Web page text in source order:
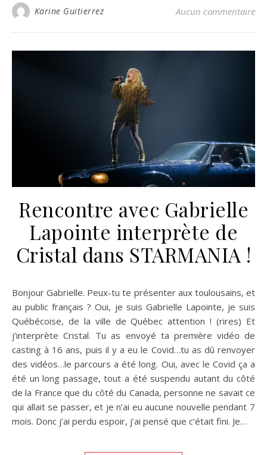
Karine Guitierrez Aucun commentaire
Rencontre avec Gabrielle
Lapointe interprète de
Cristal dans STARMANIA !
Bonjour Gabrielle. Peux-tu te présenter aux toulousains, et
au public français ? Oui, je suis Gabrielle Lapointe, je suis
Québécoise, de la ville de Québec attention ! (rires) Et
j’interprète Cristal. Tu as envoyé ta première vidéo de
casting à 16 ans, puis il y a eu le Covid…tu as dû renvoyer
des vidéos…le parcours a été long. Oui, avec le Covid ça a
été un long passage, tout a été suspendu autant du côté
de la France que du côté du Canada, personne ne savait ce
qui allait se passer, et je n’ai eu aucune nouvelle pendant 7
mois. Donc j’ai perdu espoir, j’ai pensé que c’était fini. Je…